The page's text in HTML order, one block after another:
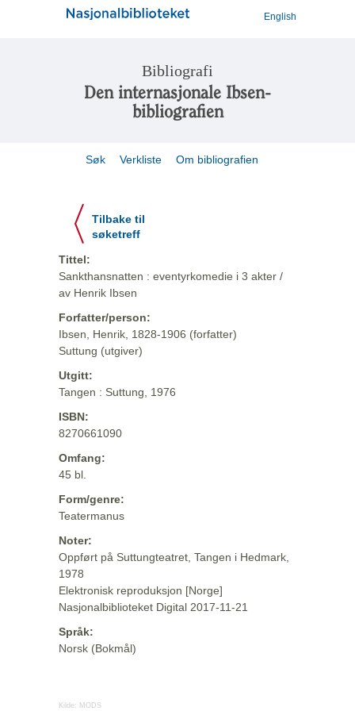
English
Bibliografi
Den internasjonale Ibsen-
bibliografien
Søk Verkliste Om bibliografien
Tilbake til
søketreff
Tittel:
Sankthansnatten : eventyrkomedie i 3 akter /
av Henrik Ibsen
Forfatter/person:
Ibsen, Henrik, 1828-1906 (forfatter)
Suttung (utgiver)
Utgitt:
Tangen : Suttung, 1976
ISBN:
8270661090
Omfang:
45 bl.
Form/genre:
Teatermanus
Noter:
Oppført på Suttungteatret, Tangen i Hedmark,
1978
Elektronisk reproduksjon [Norge]
Nasjonalbiblioteket Digital 2017-11-21
Språk:
Norsk (Bokmål)
Kilde: MODS